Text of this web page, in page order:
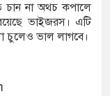
চান না অথচ কপালে
ভাইজরস। এটি
চুলেও ভাল লাগবে।